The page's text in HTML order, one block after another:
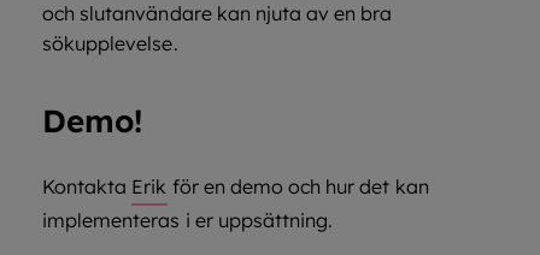
och slutanvändare kan njuta av en bra
sökupplevelse.
Demo!
Kontakta Erik för en demo och hur det kan
implementeras i er uppsättning.